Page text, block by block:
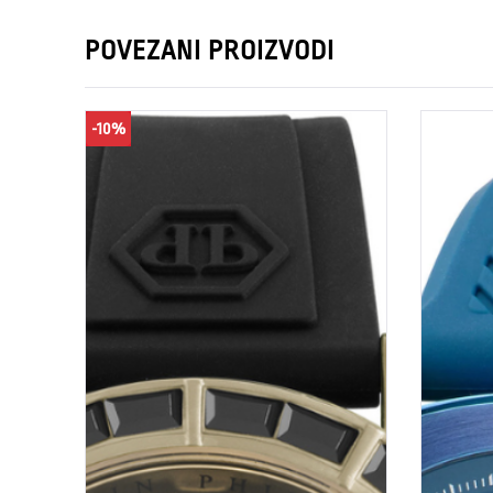
POVEZANI PROIZVODI
-10%